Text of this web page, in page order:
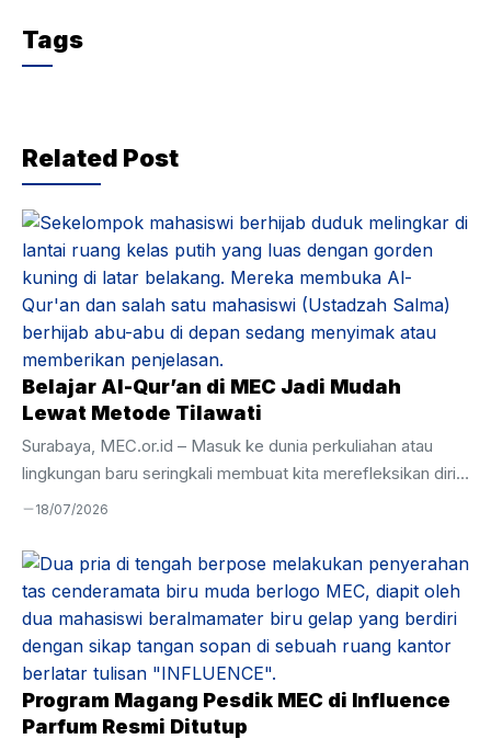
Tags
Related Post
Belajar Al-Qur’an di MEC Jadi Mudah
Lewat Metode Tilawati
Surabaya, MEC.or.id – Masuk ke dunia perkuliahan atau
lingkungan baru seringkali membuat kita merefleksikan diri,
termasuk dalam urusan ibadah. Banyak dari kita yang
kemampuan membaca Al-Qur’an masih terbata-bata. Rasa
malu akhirnya menjadi penghambat utama untuk mulai
belajar lagi. Pengalaman berbeda justru dirasakan oleh para
peserta di Mandiri Entrepreneur Center (MEC). Di sini,
keterbatasan masa lalu bukan alasan untuk menghentikan
perkembangan. Melalui program keagamaan yang intensif,
belajar Al-Qur’an di MEC menjadi momen titik ...
18/07/2026
Program Magang Pesdik MEC di Influence
Parfum Resmi Ditutup